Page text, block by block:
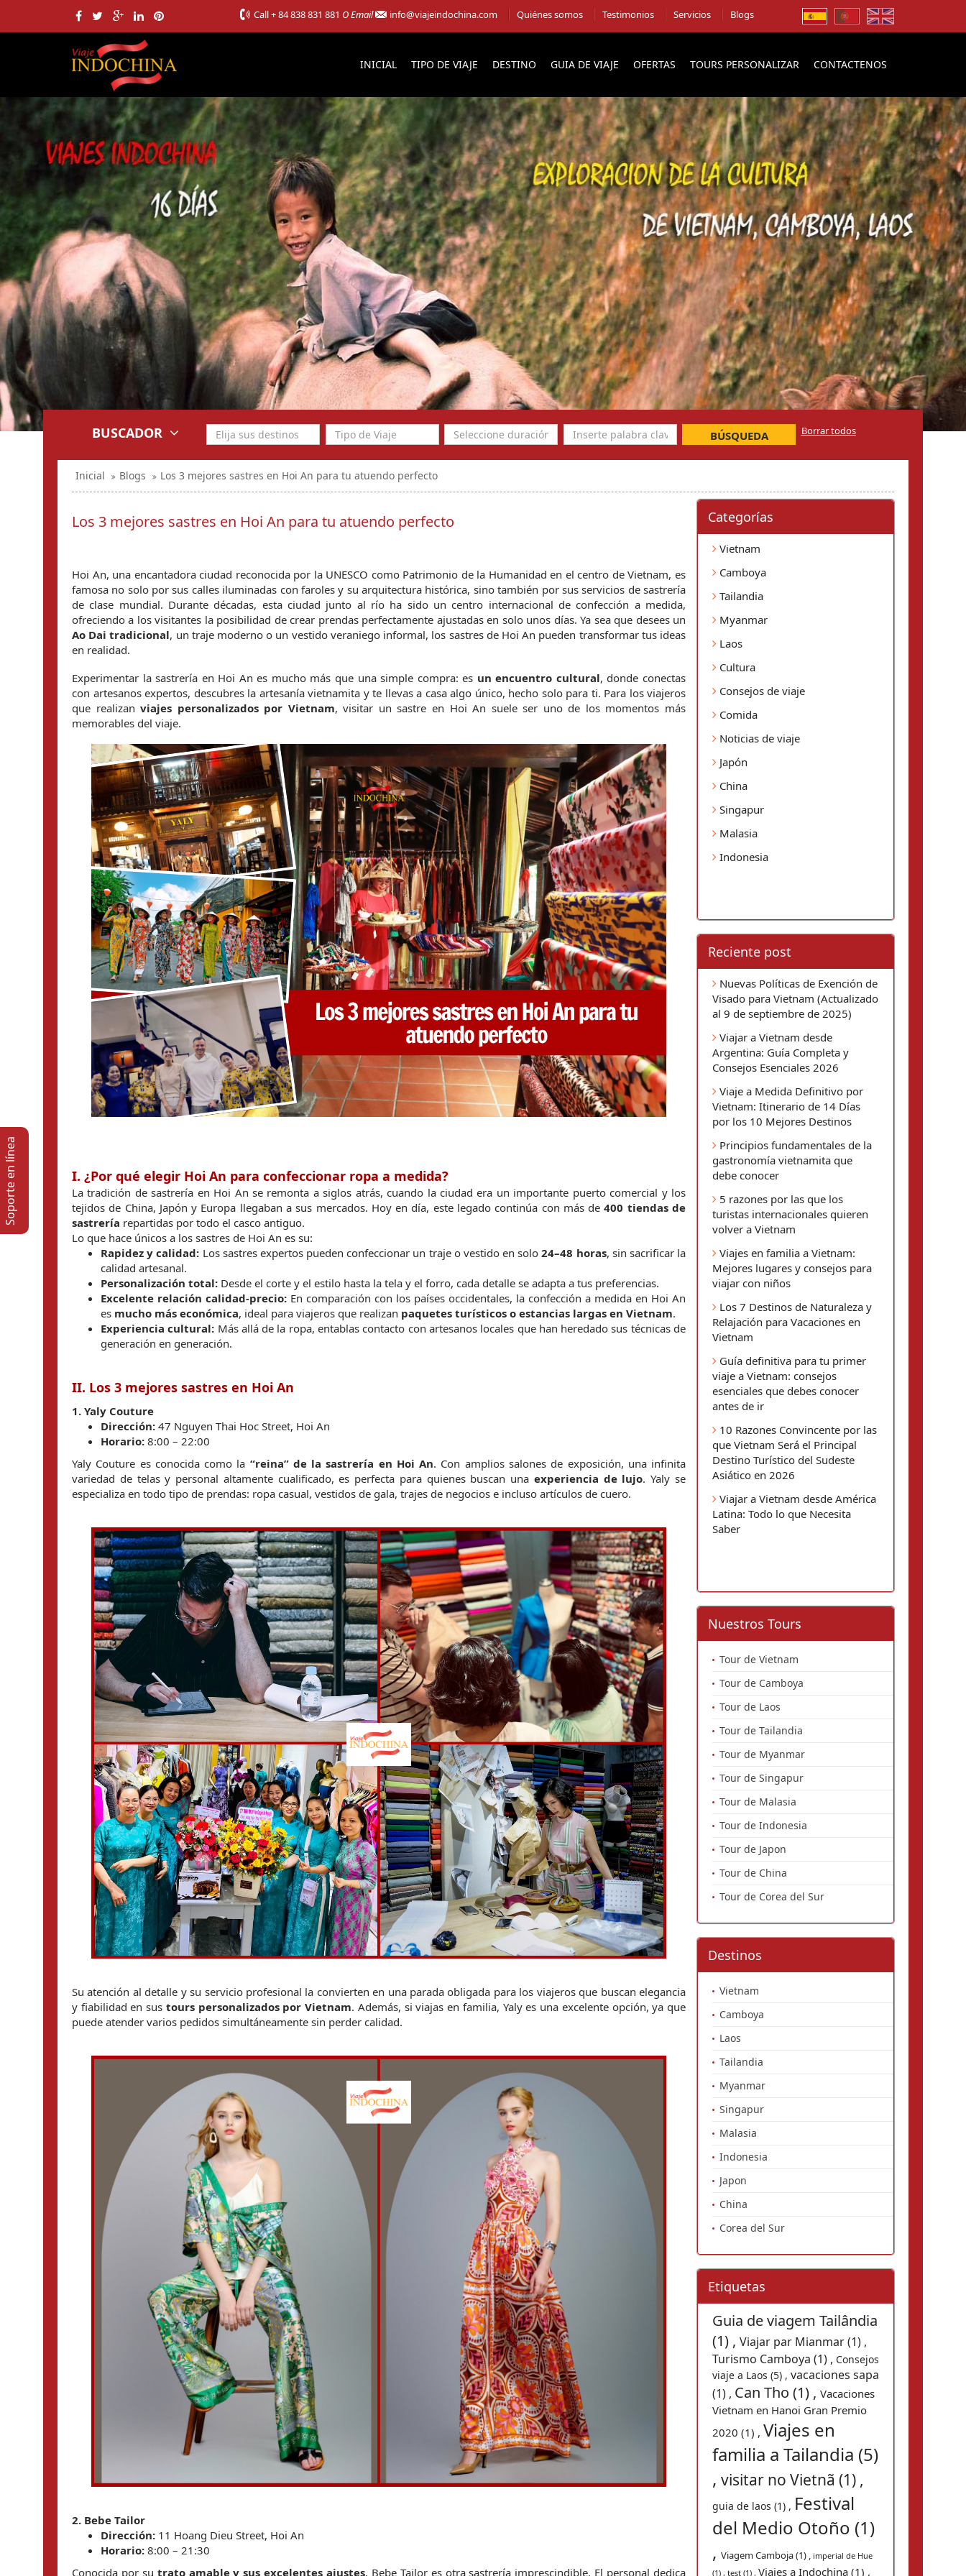
Call+ 84 838 831 881 O Email info@viajeindochina.com Quiénes somos Testimonios Servicios Blogs
INICIAL TIPO DE VIAJE DESTINO GUIA DE VIAJE OFERTAS TOURS PERSONALIZAR CONTACTENOS
BUSCADOR BÚSQUEDA Borrar todos
Inicial Blogs Los 3 mejores sastres en Hoi An para tu atuendo perfecto
Los 3 mejores sastres en Hoi An para tu atuendo perfecto
Hoi An, una encantadora ciudad reconocida por la UNESCO como Patrimonio de la Humanidad en el centro de Vietnam, es
famosa no solo por sus calles iluminadas con faroles y su arquitectura histórica, sino también por sus servicios de sastrería
de clase mundial. Durante décadas, esta ciudad junto al río ha sido un centro internacional de confección a medida,
Ao Dai tradicional, un traje moderno o un vestido veraniego informal, los sastres de Hoi An pueden transformar tus ideas
en realidad.
Experimentar la sastrería en Hoi An es mucho más que una simple compra: es un encuentro cultural, donde conectas
con artesanos expertos, descubres la artesanía vietnamita y te llevas a casa algo único, hecho solo para ti. Para los viajeros
que realizan viajes personalizados por Vietnam, visitar un sastre en Hoi An suele ser uno de los momentos más
memorables del viaje.
I. ¿Por qué elegir Hoi An para confeccionar ropa a medida?
La tradición de sastrería en Hoi An se remonta a siglos atrás, cuando la ciudad era un importante puerto comercial y los
tejidos de China, Japón y Europa llegaban a sus mercados. Hoy en día, este legado continúa con más de 400 tiendas de
sastrería repartidas por todo el casco antiguo.
Lo que hace únicos a los sastres de Hoi An es su:
Rapidez y calidad: Los sastres expertos pueden confeccionar un traje o vestido en solo 24–48 horas, sin sacrificar la
calidad artesanal.
Personalización total: Desde el corte y el estilo hasta la tela y el forro, cada detalle se adapta a tus preferencias.
Excelente relación calidad-precio: En comparación con los países occidentales, la confección a medida en Hoi An
es mucho más económica, ideal para viajeros que realizan paquetes turísticos o estancias largas en Vietnam.
Experiencia cultural: Más allá de la ropa, entablas contacto con artesanos locales que han heredado sus técnicas de
generación en generación.
II. Los 3 mejores sastres en Hoi An
1. Yaly Couture
Dirección: 47 Nguyen Thai Hoc Street, Hoi An
Horario: 8:00 – 22:00
Yaly Couture es conocida como la “reina” de la sastrería en Hoi An. Con amplios salones de exposición, una infinita
variedad de telas y personal altamente cualificado, es perfecta para quienes buscan una experiencia de lujo. Yaly se
especializa en todo tipo de prendas: ropa casual, vestidos de gala, trajes de negocios e incluso artículos de cuero.
Su atención al detalle y su servicio profesional la convierten en una parada obligada para los viajeros que buscan elegancia
y fiabilidad en sus tours personalizados por Vietnam. Además, si viajas en familia, Yaly es una excelente opción, ya que
puede atender varios pedidos simultáneamente sin perder calidad.
2. Bebe Tailor
Dirección: 11 Hoang Dieu Street, Hoi An
Horario: 8:00 – 21:30
Conocida por su trato amable y sus excelentes ajustes, Bebe Tailor es otra sastrería imprescindible. El personal dedica
Categorí­as
Vietnam
Camboya
Tailandia
Myanmar
Laos
Cultura
Consejos de viaje
Comida
Noticias de viaje
Japón
China
Singapur
Malasia
Indonesia
Reciente post
Nuevas Políticas de Exención de
Visado para Vietnam (Actualizado
al 9 de septiembre de 2025)
Viajar a Vietnam desde
Argentina: Guía Completa y
Consejos Esenciales 2026
Viaje a Medida Definitivo por
Vietnam: Itinerario de 14 Días
por los 10 Mejores Destinos
Principios fundamentales de la
gastronomía vietnamita que
debe conocer
5 razones por las que los
turistas internacionales quieren
volver a Vietnam
Viajes en familia a Vietnam:
Mejores lugares y consejos para
viajar con niños
Los 7 Destinos de Naturaleza y
Relajación para Vacaciones en
Vietnam
Guía definitiva para tu primer
viaje a Vietnam: consejos
esenciales que debes conocer
antes de ir
10 Razones Convincente por las
que Vietnam Será el Principal
Destino Turístico del Sudeste
Asiático en 2026
Viajar a Vietnam desde América
Latina: Todo lo que Necesita
Saber
Nuestros Tours
Tour de Vietnam
Tour de Camboya
Tour de Laos
Tour de Tailandia
Tour de Myanmar
Tour de Singapur
Tour de Malasia
Tour de Indonesia
Tour de Japon
Tour de China
Tour de Corea del Sur
Destinos
Vietnam
Camboya
Laos
Tailandia
Myanmar
Singapur
Malasia
Indonesia
Japon
China
Corea del Sur
Etiquetas
Guia de viagem Tailândia
(1) , Viajar par Mianmar (1) ,
Turismo Camboya (1) , Consejos
viaje a Laos (5) , vacaciones sapa
(1) , Can Tho (1) , Vacaciones
Vietnam en Hanoi Gran Premio
2020 (1) , Viajes en
familia a Tailandia (5)
, visitar no Vietnã (1) ,
guia de laos (1) , Festival
del Medio Otoño (1)
, Viagem Camboja (1) , imperial de Hue
(1) , test (1) , Viajes a Indochina (1) ,
Soporte en lí­nea